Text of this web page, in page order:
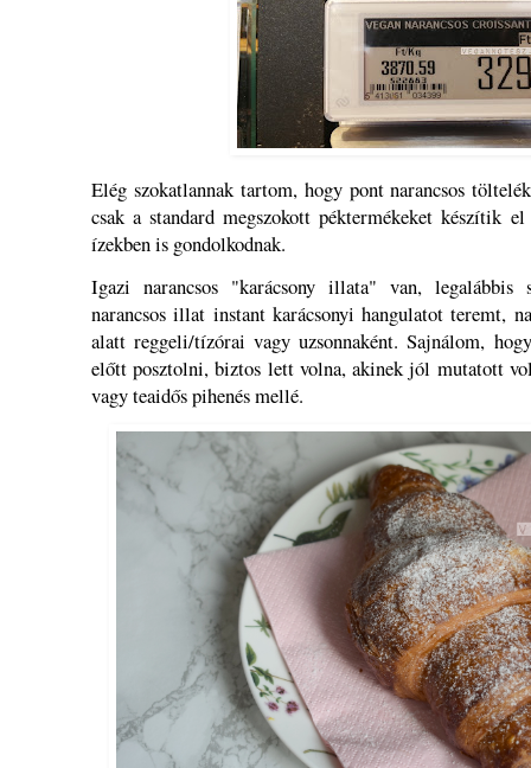
Elég szokatlannak tartom, hogy pont narancsos
csak a standard megszokott péktermékeket készítik
ízekben is gondolkodnak.
Igazi narancsos "karácsony illata" van, legalábbis
narancsos illat instant karácsonyi hangulatot teremt,
alatt reggeli/tízórai vagy uzsonnaként. Sajnálom,
előtt posztolni, biztos lett volna, akinek jól mutatott
vagy teaidős pihenés mellé.